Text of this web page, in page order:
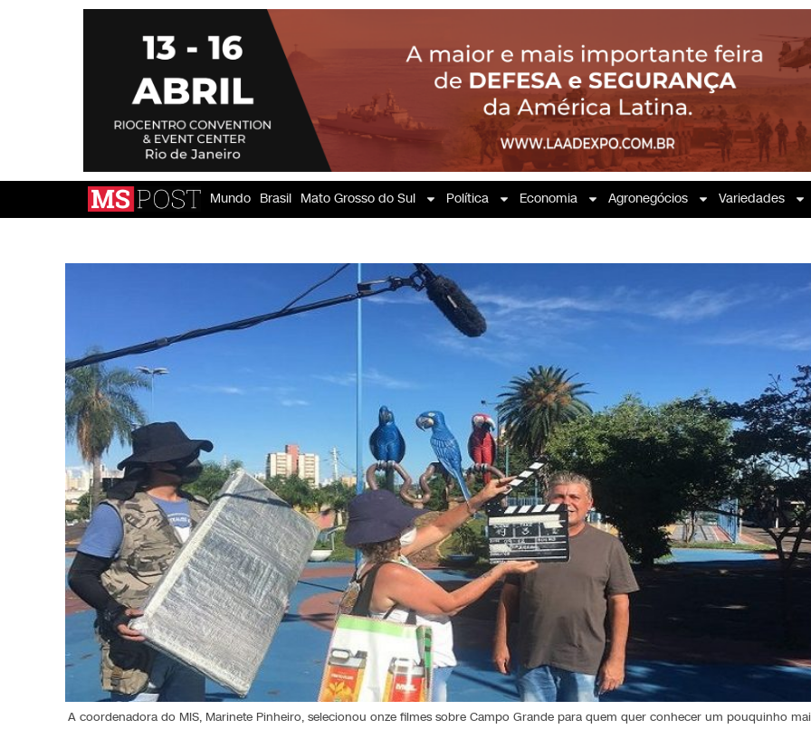
Mundo Brasil Mato Grosso do Sul Política Economia Agronegócios Variedades
A coordenadora do MIS, Marinete Pinheiro, selecionou onze filmes sobre Campo Grande para quem quer conhecer um pouquinho